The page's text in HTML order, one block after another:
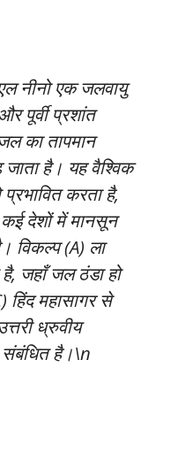
नीनो एक जलवायु
पूर्वी प्रशांत
का तापमान
है। यह वैश्विक
करता है,
देशों में मानसून
विकल्प (A) ला
है, जहाँ जल ठंडा हो
हिंद महासागर से
ध्रुवीय
संबंधित है।\n